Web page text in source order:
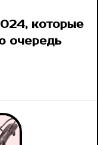
которые
очередь